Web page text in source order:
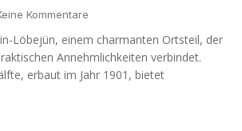
Kommentare
Löbejün, einem charmanten Ortsteil, der
Annehmlichkeiten verbindet.
erbaut im Jahr 1901, bietet